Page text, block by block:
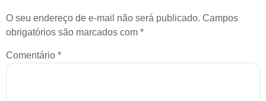
O seu endereço de e-mail não será publicado. Campos
obrigatórios são marcados com *
Comentário *